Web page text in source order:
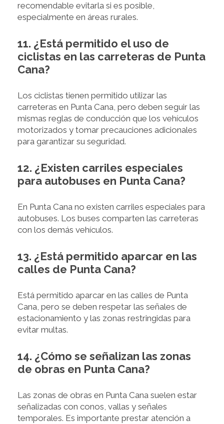
recomendable evitarla si es posible,
especialmente en áreas rurales.
11. ¿Está permitido el uso de
ciclistas en las carreteras de Punta
Cana?
Los ciclistas tienen permitido utilizar las
carreteras en Punta Cana, pero deben seguir las
mismas reglas de conducción que los vehículos
motorizados y tomar precauciones adicionales
para garantizar su seguridad.
12. ¿Existen carriles especiales
para autobuses en Punta Cana?
En Punta Cana no existen carriles especiales para
autobuses. Los buses comparten las carreteras
con los demás vehículos.
13. ¿Está permitido aparcar en las
calles de Punta Cana?
Está permitido aparcar en las calles de Punta
Cana, pero se deben respetar las señales de
estacionamiento y las zonas restringidas para
evitar multas.
14. ¿Cómo se señalizan las zonas
de obras en Punta Cana?
Las zonas de obras en Punta Cana suelen estar
señalizadas con conos, vallas y señales
temporales. Es importante prestar atención a